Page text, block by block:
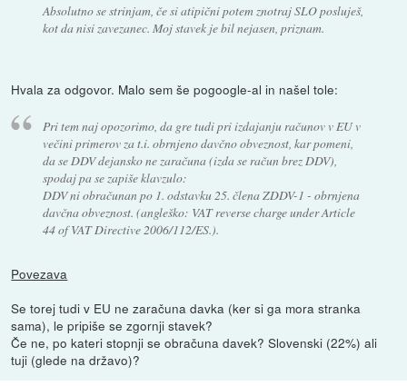
Absolutno se strinjam, če si atipični potem znotraj SLO posluješ,
kot da nisi zavezanec. Moj stavek je bil nejasen, priznam.
Hvala za odgovor. Malo sem še pogoogle-al in našel tole:
Pri tem naj opozorimo, da gre tudi pri izdajanju računov v EU v
večini primerov za t.i. obrnjeno davčno obveznost, kar pomeni,
da se DDV dejansko ne zaračuna (izda se račun brez DDV),
spodaj pa se zapiše klavzulo:
DDV ni obračunan po 1. odstavku 25. člena ZDDV-1 - obrnjena
davčna obveznost. (angleško: VAT reverse charge under Article
44 of VAT Directive 2006/112/ES.).
Povezava
Se torej tudi v EU ne zaračuna davka (ker si ga mora stranka
sama), le pripiše se zgornji stavek?
Če ne, po kateri stopnji se obračuna davek? Slovenski (22%) ali
tuji (glede na državo)?